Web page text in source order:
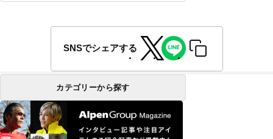
SNSでシェアする
カテゴリーから探す